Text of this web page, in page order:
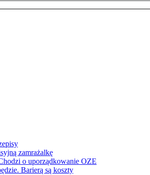
zamrażalkę
o uporządkowanie OZE
Barierą są koszty